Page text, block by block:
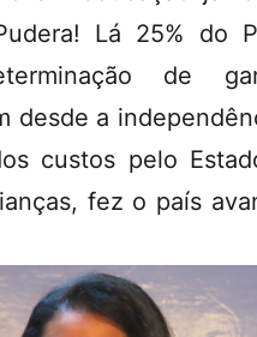
Lá 25% do
de
desde a
custos pelo
fez o país